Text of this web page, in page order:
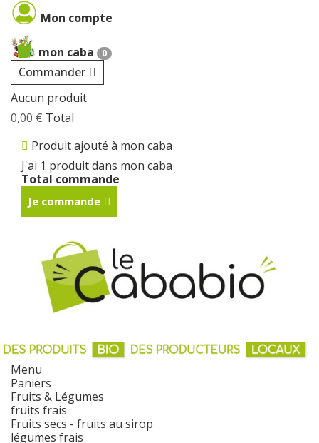
Mon compte
mon caba 0
Commander
Aucun produit
0,00 € Total
Produit ajouté à mon caba
J'ai 1 produit dans mon caba
Total commande
Je commande
Menu
Paniers
Fruits & Légumes
fruits frais
Fruits secs - fruits au sirop
légumes frais
Cookies management panel